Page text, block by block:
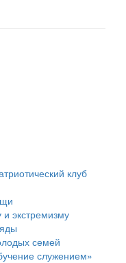
клуб
и экстремизму
семей
служением»